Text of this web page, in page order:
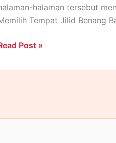
halaman tersebut
Tempat Jilid Benang
Post »